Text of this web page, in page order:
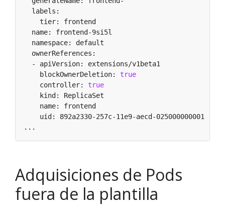
    blockOwnerDeletion:
true
    controller:
true
Adquisiciones de Pods
fuera de la plantilla